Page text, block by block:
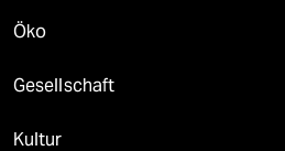
Öko
Gesellschaft
Kultur